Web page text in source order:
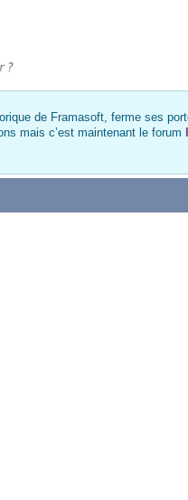
de Framasoft, ferme ses
mais c’est maintenant le forum